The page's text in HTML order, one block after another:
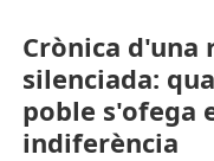
Crònica d'una
silenciada:
poble s'ofega
indiferència